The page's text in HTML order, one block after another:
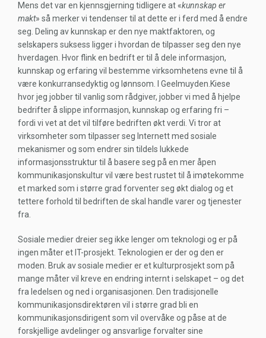
Mens det var en kjennsgjerning tidligere at «kunnskap er
makt» så merker vi tendenser til at dette er i ferd med å endre
seg. Deling av kunnskap er den nye maktfaktoren, og
selskapers suksess ligger i hvordan de tilpasser seg den nye
hverdagen. Hvor flink en bedrift er til å dele informasjon,
kunnskap og erfaring vil bestemme virksomhetens evne til å
være konkurransedyktig og lønnsom. I Geelmuyden.Kiese
hvor jeg jobber til vanlig som rådgiver, jobber vi med å hjelpe
bedrifter å slippe informasjon, kunnskap og erfaring fri –
fordi vi vet at det vil tilføre bedriften økt verdi. Vi tror at
virksomheter som tilpasser seg Internett med sosiale
mekanismer og som endrer sin tildels lukkede
informasjonsstruktur til å basere seg på en mer åpen
kommunikasjonskultur vil være best rustet til å imøtekomme
et marked som i større grad forventer seg økt dialog og et
tettere forhold til bedriften de skal handle varer og tjenester
fra.
Sosiale medier dreier seg ikke lenger om teknologi og er på
ingen måter et IT-prosjekt. Teknologien er der og den er
moden. Bruk av sosiale medier er et kulturprosjekt som på
mange måter vil kreve en endring internt i selskapet – og det
fra ledelsen og ned i organisasjonen. Den tradisjonelle
kommunikasjonsdirektøren vil i større grad bli en
kommunikasjonsdirigent som vil overvåke og påse at de
forskjellige avdelinger og ansvarlige forvalter sine